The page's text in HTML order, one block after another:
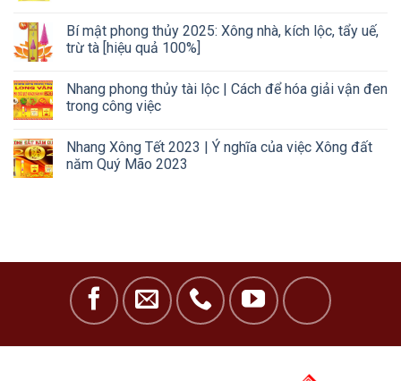
Bí mật phong thủy 2025: Xông nhà, kích lộc, tẩy uế,
trừ tà [hiệu quả 100%]
Nhang phong thủy tài lộc | Cách để hóa giải vận đen
trong công việc
Nhang Xông Tết 2023 | Ý nghĩa của việc Xông đất
năm Quý Mão 2023